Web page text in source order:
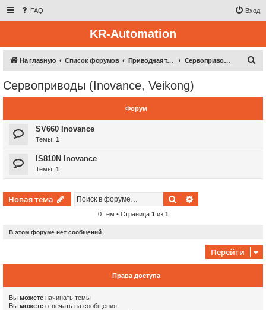
FAQ Вход
KR-Automation
На главную Список форумов Приводная техника Сервоприводы (Inovance, Veikong)
Сервоприводы (Inovance, Veikong)
Форум
SV660 Inovance
Темы: 1
IS810N Inovance
Темы: 1
Новая тема Поиск
0 тем • Страница 1 из 1
В этом форуме нет сообщений.
Перейти
Права доступа
Вы можете начинать темы
Вы можете отвечать на сообщения